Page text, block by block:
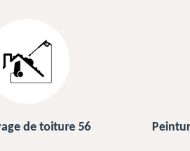
Peinture sur ardoise et toiture 56